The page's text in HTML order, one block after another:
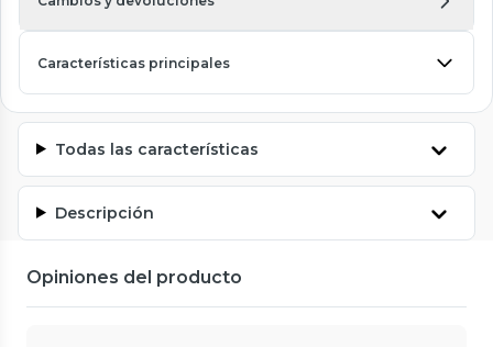
Características principales
Todas las características
Descripción
Opiniones del producto